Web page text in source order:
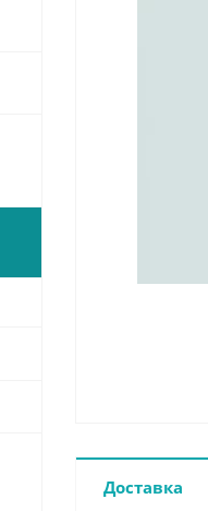
Доставка